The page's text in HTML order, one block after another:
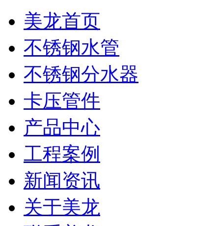
美龙首页
不锈钢水管
不锈钢分水器
卡压管件
产品中心
工程案例
新闻资讯
关于美龙